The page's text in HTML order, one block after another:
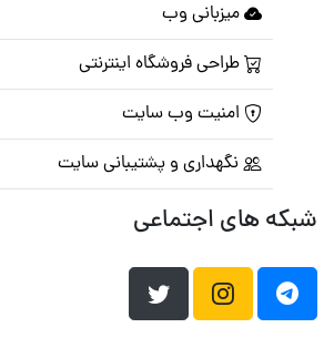
میزبانی وب
طراحی فروشگاه اینترنتی
امنیت وب سایت
نگهداری و پشتیبانی سایت
شبکه های اجتماعی